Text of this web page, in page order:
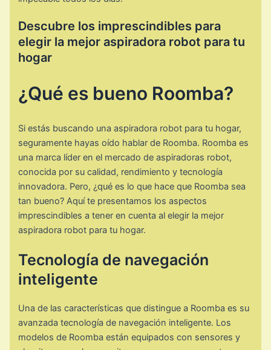
Descubre los imprescindibles para
elegir la mejor aspiradora robot para tu
hogar
¿Qué es bueno Roomba?
Si estás buscando una aspiradora robot para tu hogar,
seguramente hayas oído hablar de Roomba. Roomba es
una marca líder en el mercado de aspiradoras robot,
conocida por su calidad, rendimiento y tecnología
innovadora. Pero, ¿qué es lo que hace que Roomba sea
tan bueno? Aquí te presentamos los aspectos
imprescindibles a tener en cuenta al elegir la mejor
aspiradora robot para tu hogar.
Tecnología de navegación
inteligente
Una de las características que distingue a Roomba es su
avanzada tecnología de navegación inteligente. Los
modelos de Roomba están equipados con sensores y